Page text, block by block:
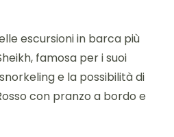
escursioni in barca più
famosa per i suoi
e la possibilità di
con pranzo a bordo e